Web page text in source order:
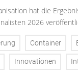
hat die
2026
Container
Innovationen